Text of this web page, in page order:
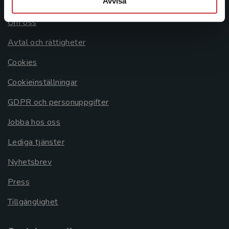
Om oss
Avtal och rättigheter
Cookies
Cookieinställningar
GDPR och personuppgifter
Jobba hos oss
Lediga tjänster
Nyhetsbrev
Press
Tillgänglighet